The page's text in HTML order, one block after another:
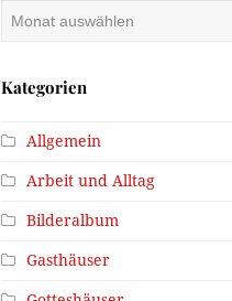
Archiv
Kategorien
Allgemein
Arbeit und Alltag
Bilderalbum
Gasthäuser